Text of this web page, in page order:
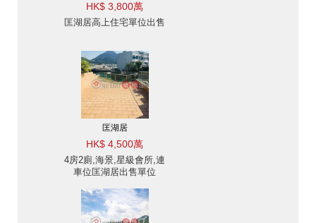
HK$ 3,800萬
匡湖居高上住宅單位出售
匡湖居
HK$ 4,500萬
4房2廁,海景,星級會所,連
車位匡湖居出售單位